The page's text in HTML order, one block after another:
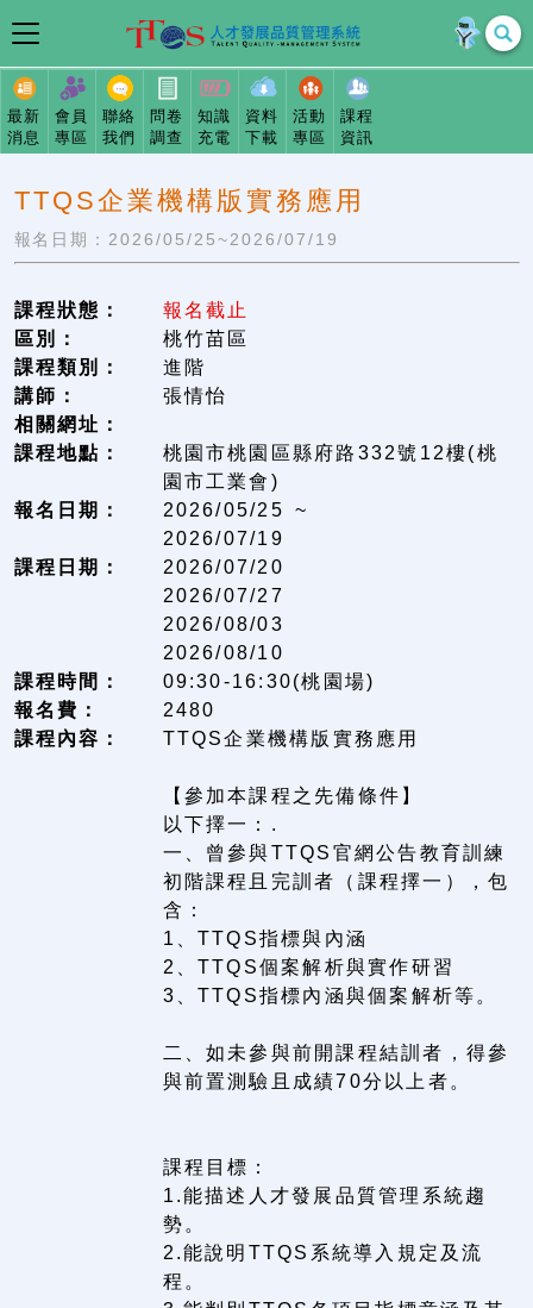
最新
消息
會員
專區
聯絡
我們
問卷
調查
知識
充電
資料
下載
活動
專區
課程
資訊
TTQS企業機構版實務應用
報名日期：2026/05/25~2026/07/19
課程狀態：
報名截止
區別：
桃竹苗區
課程類別：
進階
講師：
張情怡
相關網址：
課程地點：
桃園市桃園區縣府路332號12樓(桃
園市工業會)
報名日期：
2026/05/25 ~
2026/07/19
課程日期：
2026/07/20
2026/07/27
2026/08/03
2026/08/10
課程時間：
09:30-16:30(桃園場)
報名費：
2480
課程內容：
TTQS企業機構版實務應用
【參加本課程之先備條件】
以下擇一：.
一、曾參與TTQS官網公告教育訓練
初階課程且完訓者（課程擇一），包
含：
1、TTQS指標與內涵
2、TTQS個案解析與實作研習
3、TTQS指標內涵與個案解析等。
二、如未參與前開課程結訓者，得參
與前置測驗且成績70分以上者。
課程目標：
1.能描述人才發展品質管理系統趨
勢。
2.能說明TTQS系統導入規定及流
程。